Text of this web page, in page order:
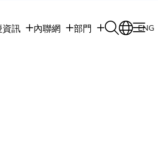
資訊 內聯網 部門 ENG